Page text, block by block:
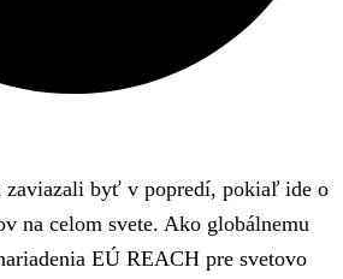
zaviazali byť v popredí, pokiaľ ide o
na celom svete. Ako globálnemu
EÚ REACH pre svetovo